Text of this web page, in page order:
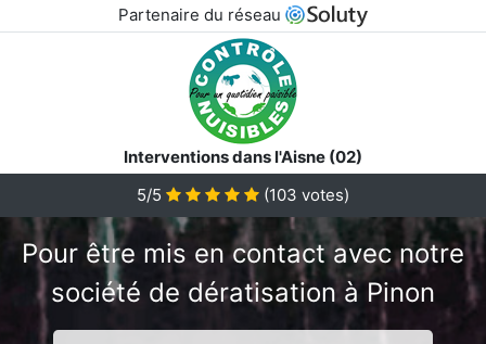
Partenaire du réseau
Interventions dans l'Aisne (02)
5/5
(103 votes)
Pour être mis en contact avec notre
société de dératisation à Pinon